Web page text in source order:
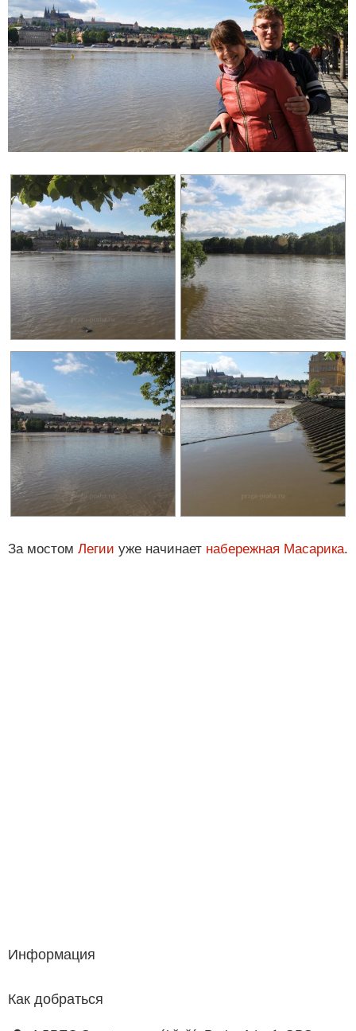
За мостом Легии уже начинает набережная Масарика.
Информация
Как добраться